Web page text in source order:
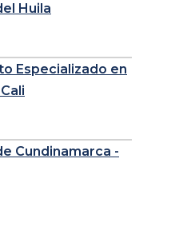
Huila
Especializado en
Cundinamarca -